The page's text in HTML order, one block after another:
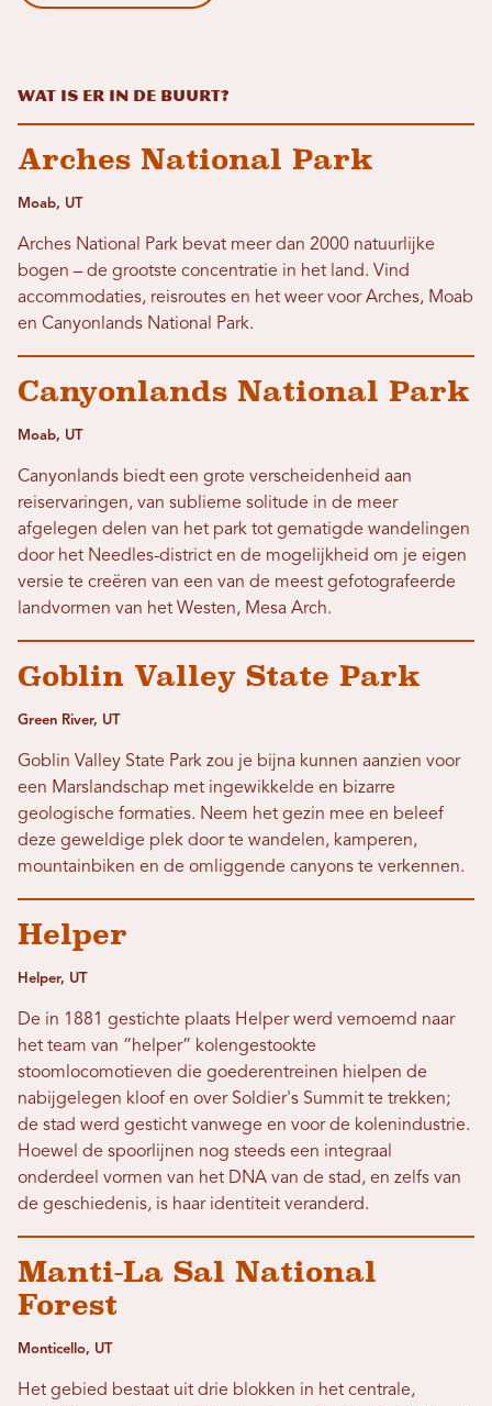
Wat is er in de buurt?
Arches National Park
Moab, UT
Arches National Park bevat meer dan 2000 natuurlijke
bogen – de grootste concentratie in het land. Vind
accommodaties, reisroutes en het weer voor Arches, Moab
en Canyonlands National Park.
Canyonlands National Park
Moab, UT
Canyonlands biedt een grote verscheidenheid aan
reiservaringen, van sublieme solitude in de meer
afgelegen delen van het park tot gematigde wandelingen
door het Needles-district en de mogelijkheid om je eigen
versie te creëren van een van de meest gefotografeerde
landvormen van het Westen, Mesa Arch.
Goblin Valley State Park
Green River, UT
Goblin Valley State Park zou je bijna kunnen aanzien voor
een Marslandschap met ingewikkelde en bizarre
geologische formaties. Neem het gezin mee en beleef
deze geweldige plek door te wandelen, kamperen,
mountainbiken en de omliggende canyons te verkennen.
Helper
Helper, UT
De in 1881 gestichte plaats Helper werd vernoemd naar
het team van “helper” kolengestookte
stoomlocomotieven die goederentreinen hielpen de
nabijgelegen kloof en over Soldier's Summit te trekken;
de stad werd gesticht vanwege en voor de kolenindustrie.
Hoewel de spoorlijnen nog steeds een integraal
onderdeel vormen van het DNA van de stad, en zelfs van
de geschiedenis, is haar identiteit veranderd.
Manti-La Sal National
Forest
Monticello, UT
Het gebied bestaat uit drie blokken in het centrale,